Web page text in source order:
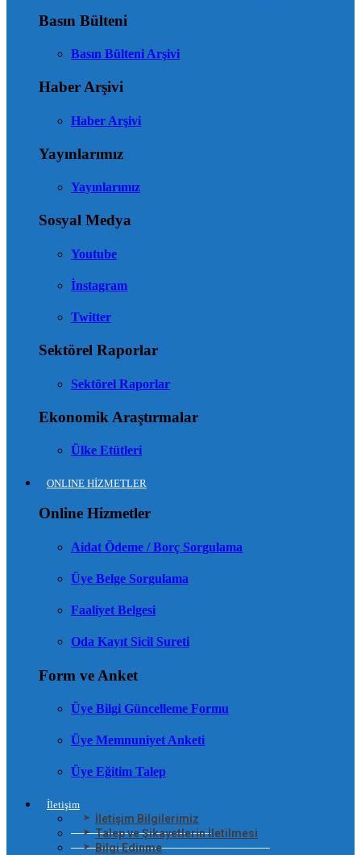
Basın Bülteni
Basın Bülteni Arşivi
Haber Arşivi
Haber Arşivi
Yayınlarımız
Yayınlarımız
Sosyal Medya
Youtube
İnstagram
Twitter
Sektörel Raporlar
Sektörel Raporlar
Ekonomik Araştırmalar
Ülke Etütleri
ONLINE HİZMETLER
Online Hizmetler
Aidat Ödeme / Borç Sorgulama
Üye Belge Sorgulama
Faaliyet Belgesi
Oda Kayıt Sicil Sureti
Form ve Anket
Üye Bilgi Güncelleme Formu
Üye Memnuniyet Anketi
Üye Eğitim Talep
İletişim
İletişim Bilgilerimiz
Talep ve Şikayetlerin İletilmesi
Bilgi Edinme